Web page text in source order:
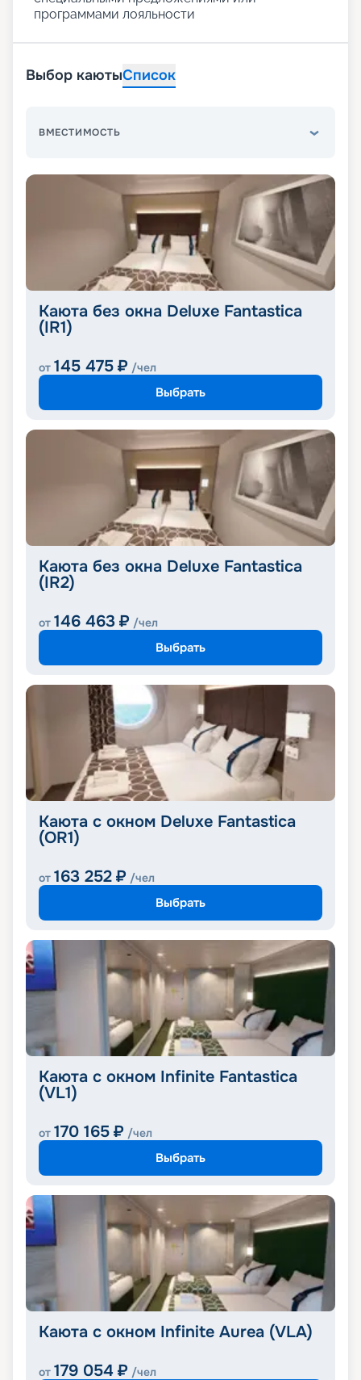
программами лояльности
Выбор каютыСписок
ВМЕСТИМОСТЬ
Каюта без окна Deluxe Fantastica
(IR1)
от 145 475 ₽ /чел
Выбрать
Каюта без окна Deluxe Fantastica
(IR2)
от 146 463 ₽ /чел
Выбрать
Каюта с окном Deluxe Fantastica
(OR1)
от 163 252 ₽ /чел
Выбрать
Каюта с окном Infinite Fantastica
(VL1)
от 170 165 ₽ /чел
Выбрать
Каюта с окном Infinite Aurea (VLA)
от 179 054 ₽ /чел